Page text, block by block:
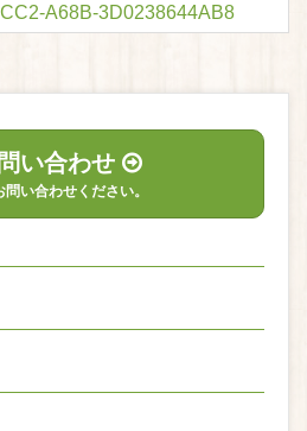
A68B-3D0238644AB8
い合わせ
問い合わせください。